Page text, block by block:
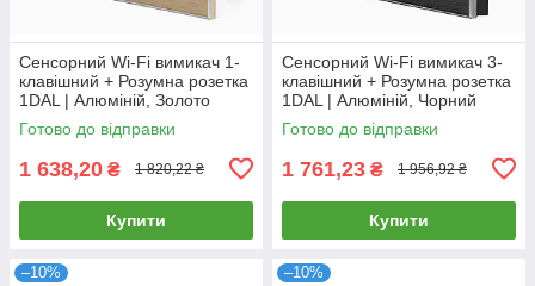
Сенсорний Wi-Fi вимикач 1-
клавішний + Розумна розетка
1DAL | Алюміній, Золото
(A157-GSW1G.WF-ST.WF.GD)
Готово до відправки
1 638,20 ₴ 1 820,22 ₴
Купити
Сенсорний Wi-Fi вимикач 3-
клавішний + Розумна розетка
1DAL | Алюміній, Чорний
(A157-GSW3G.WF-ST.WF.BL)
Готово до відправки
1 761,23 ₴ 1 956,92 ₴
Купити
–10% –10%